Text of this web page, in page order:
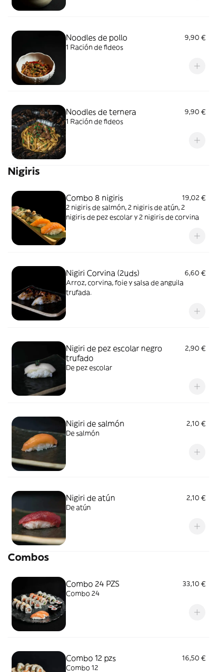
Noodles de pollo
9,90 €
1 Ración de fideos
Noodles de ternera
9,90 €
1 Ración de fideos
Nigiris
Combo 8 nigiris
19,02 €
2 nigiris de salmón, 2 nigiris de atún, 2
nigiris de pez escolar y 2 nigiris de corvina
Nigiri Corvina (2uds)
6,60 €
Arroz, corvina, foie y salsa de anguila
trufada.
Nigiri de pez escolar negro
trufado
2,90 €
De pez escolar
Nigiri de salmón
2,10 €
De salmón
Nigiri de atún
2,10 €
De atún
Combos
Combo 24 PZS
33,10 €
Combo 24
Combo 12 pzs
16,50 €
Combo 12